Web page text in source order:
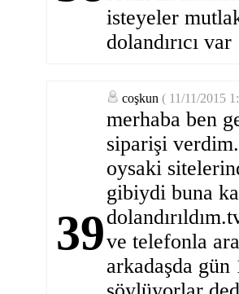
isteyeler
dolandırıcı var
39
coşkun ( 11/11/2015
merhaba ben
siparişi
oysaki
gibiydi buna
ve telefonla
arkadaşda gün